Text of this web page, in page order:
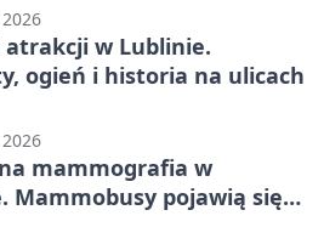
atrakcji w Lublinie.
ogień i historia na ulicach
mammografia w
Mammobusy pojawią się